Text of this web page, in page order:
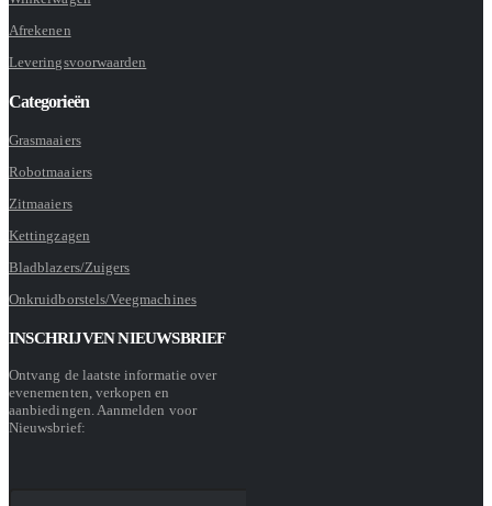
Afrekenen
Leveringsvoorwaarden
Categorieën
Grasmaaiers
Robotmaaiers
Zitmaaiers
Kettingzagen
Bladblazers/Zuigers
Onkruidborstels/Veegmachines
INSCHRIJVEN NIEUWSBRIEF
Ontvang de laatste informatie over
evenementen, verkopen en
aanbiedingen. Aanmelden voor
Nieuwsbrief: